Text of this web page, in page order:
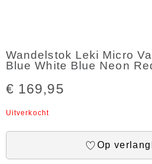
Wandelstok Leki Micro
Blue White Blue Neon
€ 169,95
Uitverkocht
Op